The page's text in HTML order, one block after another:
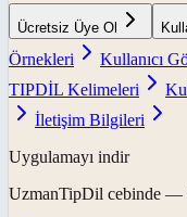
Ücretsiz Üye Ol
Örnekleri
Kullanıcı
TIPDİL Kelimeleri
İletişim Bilgileri
Uygulamayı indir
UzmanTipDil cebinde —